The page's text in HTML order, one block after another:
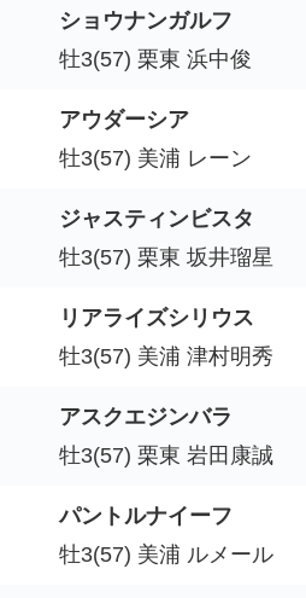
ショウナンガルフ
牡3(57) 栗東 浜中俊
アウダーシア
牡3(57) 美浦 レーン
ジャスティンビスタ
牡3(57) 栗東 坂井瑠星
リアライズシリウス
牡3(57) 美浦 津村明秀
アスクエジンバラ
牡3(57) 栗東 岩田康誠
パントルナイーフ
牡3(57) 美浦 ルメール